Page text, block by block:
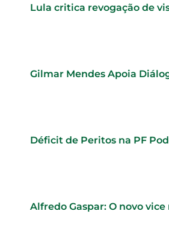
Lula critica revogação de
Gilmar Mendes Apoia
Déficit de Peritos na PF
Alfredo Gaspar: O novo